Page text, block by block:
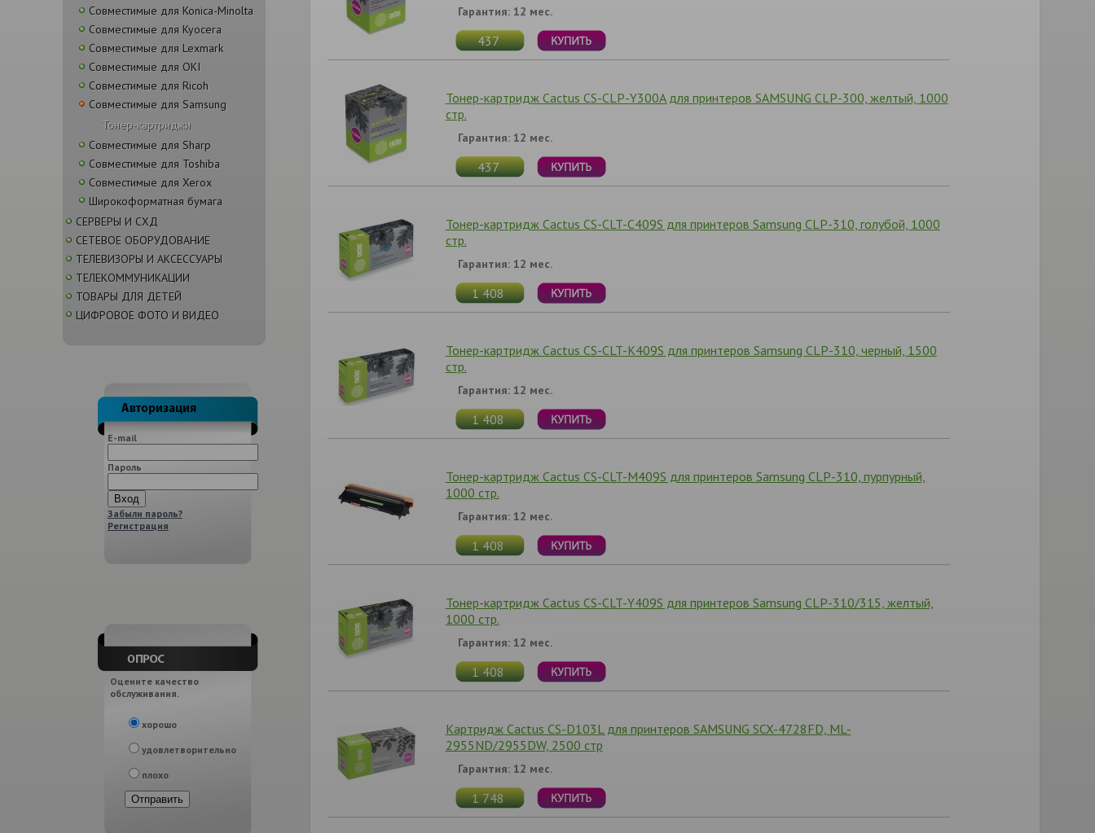
Совместимые для Konica-Minolta
Совместимые для Kyocera
Совместимые для Lexmark
Совместимые для OKI
Совместимые для Ricoh
Совместимые для Samsung
Тонер-картриджи
Совместимые для Sharp
Совместимые для Toshiba
Совместимые для Xerox
Широкоформатная бумага
СЕРВЕРЫ И СХД
СЕТЕВОЕ ОБОРУДОВАНИЕ
ТЕЛЕВИЗОРЫ И АКСЕССУАРЫ
ТЕЛЕКОММУНИКАЦИИ
ТОВАРЫ ДЛЯ ДЕТЕЙ
ЦИФРОВОЕ ФОТО И ВИДЕО
E-mail
Пароль
Забыли пароль?
Регистрация
Оцените качество
обслуживания.
хорошо
удовлетворительно
плохо
Гарантия: 12 мес.
437
Тонер-картридж Cactus CS-CLP-Y300A для принтеров SAMSUNG CLP-300, желтый, 1000
стр.
Гарантия: 12 мес.
437
Тонер-картридж Cactus CS-CLT-C409S для принтеров Samsung CLP-310, голубой, 1000
стр.
Гарантия: 12 мес.
1 408
Тонер-картридж Cactus CS-CLT-K409S для принтеров Samsung CLP-310, черный, 1500
стр.
Гарантия: 12 мес.
1 408
Тонер-картридж Cactus CS-CLT-M409S для принтеров Samsung CLP-310, пурпурный,
1000 стр.
Гарантия: 12 мес.
1 408
Тонер-картридж Cactus CS-CLT-Y409S для принтеров Samsung CLP-310/315, желтый,
1000 стр.
Гарантия: 12 мес.
1 408
Картридж Cactus CS-D103L для принтеров SAMSUNG SCX-4728FD, ML-
2955ND/2955DW, 2500 стр
Гарантия: 12 мес.
1 748